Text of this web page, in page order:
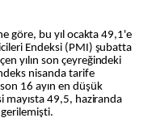
göre, bu yıl ocakta 49,1'e
Endeksi (PMI) şubatta
yılın son çeyreğindeki
nisanda tarife
16 ayın en düşük
mayısta 49,5, haziranda